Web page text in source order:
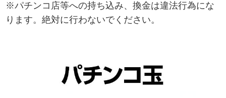
※パチンコ店等への持ち込み、換金は違法行為にな
ります。絶対に行わないでください。